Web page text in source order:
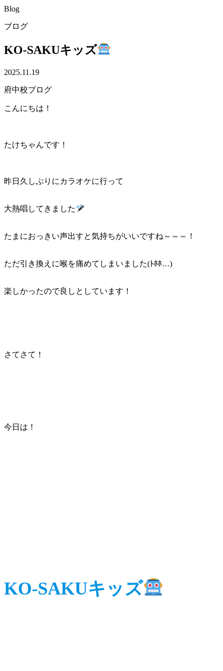
Blog
ブログ
KO-SAKUキッズ
2025.11.19
府中校ブログ
こんにちは！
たけちゃんです！
昨日久しぶりにカラオケに行って
大熱唱してきました
たまにおっきい声出すと気持ちがいいですね～～～！
ただ引き換えに喉を痛めてしまいました(ﾄﾎﾎ…)
楽しかったので良しとしています！
さてさて！
今日は！
KO-SAKUキッズ